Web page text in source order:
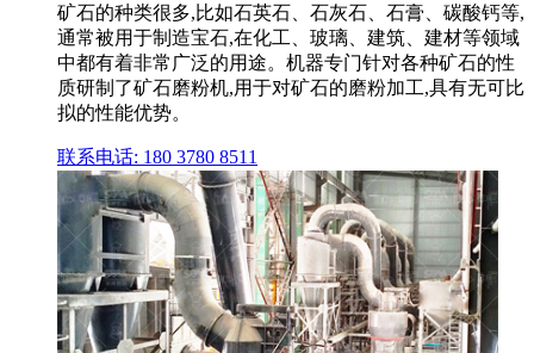
矿石的种类很多,比如石英石、石灰石、石膏、碳酸钙等,
通常被用于制造宝石,在化工、玻璃、建筑、建材等领域
中都有着非常广泛的用途。机器专门针对各种矿石的性
质研制了矿石磨粉机,用于对矿石的磨粉加工,具有无可比
拟的性能优势。
联系电话: 180 3780 8511